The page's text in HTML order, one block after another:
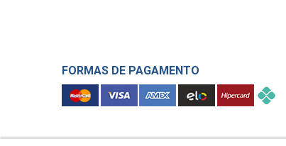
FORMAS DE PAGAMENTO